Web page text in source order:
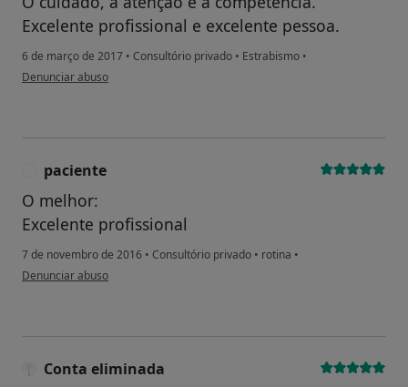
Excelente profissional e excelente pessoa.
6 de março de 2017 • Consultório privado • Estrabismo •
na opinião do utilizador usuário
Denunciar abuso
paciente
O melhor:
Excelente profissional
7 de novembro de 2016 • Consultório privado • rotina •
na opinião do utilizador paciente
Denunciar abuso
Conta eliminada